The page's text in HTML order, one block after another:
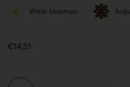
Witte bloemen Anijs
Prijs:
€14,51
Aantal